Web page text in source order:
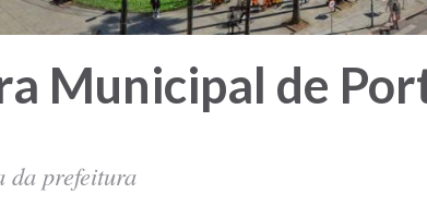
Municipal de
da prefeitura